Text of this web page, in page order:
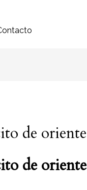
de oriente
de oriente